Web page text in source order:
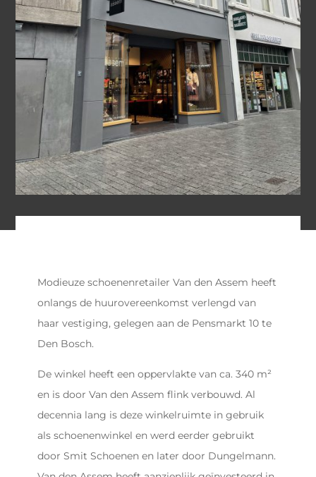
Modieuze schoenenretailer Van den Assem heeft
onlangs de huurovereenkomst verlengd van
haar vestiging, gelegen aan de Pensmarkt 10 te
Den Bosch.
De winkel heeft een oppervlakte van ca. 340 m²
en is door Van den Assem flink verbouwd. Al
decennia lang is deze winkelruimte in gebruik
als schoenenwinkel en werd eerder gebruikt
door Smit Schoenen en later door Dungelmann.